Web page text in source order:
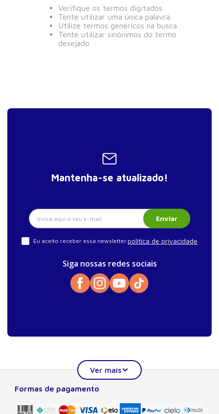
Verifique os termos digitados.
Tente utilizar uma única palavra.
Utilize termos genéricos na busca.
Tente utilizar sinônimos do termo
desejado.
Mantenha-se atualizado!
Enviar
Eu aceito receber essa newsletter.política de privacidade
Siga nossas redes sociais
Formas de pagamento